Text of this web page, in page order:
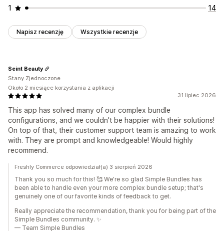
1
14
Napisz recenzję Wszystkie recenzje
31 lipiec 2026
This app has solved many of our complex bundle
configurations, and we couldn't be happier with their solutions!
On top of that, their customer support team is amazing to work
with. They are prompt and knowledgeable! Would highly
recommend.
Seint Beauty
Stany Zjednoczone
Około 2 miesiące korzystania z aplikacji
Freshly Commerce odpowiedział(a) 3 sierpień 2026
Thank you so much for this! 🥰 We're so glad Simple Bundles has
been able to handle even your more complex bundle setup; that's
genuinely one of our favorite kinds of feedback to get.
Really appreciate the recommendation, thank you for being part of the
Simple Bundles community. ✨
— Team Simple Bundles